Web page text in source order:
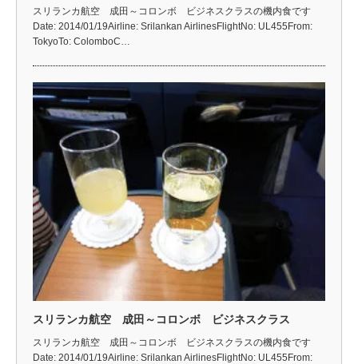
スリランカ航空 成田～コロンボ ビジネスクラスの機内食です
Date: 2014/01/19Airline: Srilankan AirlinesFlightNo: UL455From:
TokyoTo: ColomboC…
スリランカ航空 成田～コロンボ ビジネスクラス
スリランカ航空 成田～コロンボ ビジネスクラスの機内食です
Date: 2014/01/19Airline: Srilankan AirlinesFlightNo: UL455From: